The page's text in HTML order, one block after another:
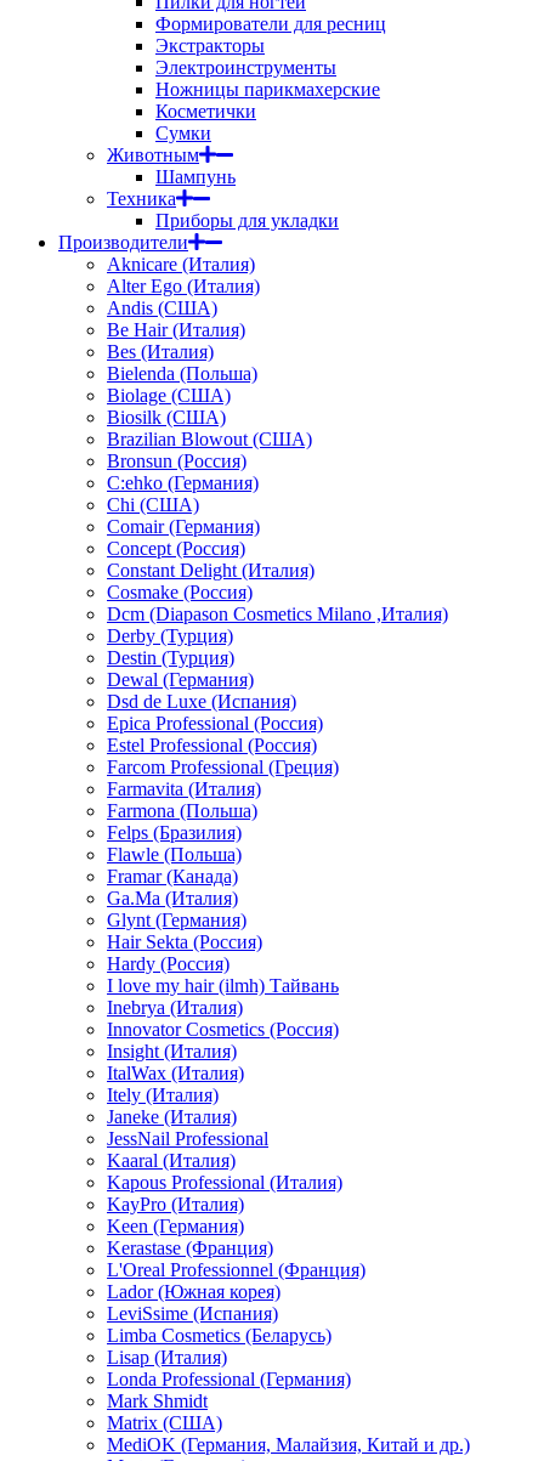
Формирователи для ресниц
Экстракторы
Электроинструменты
Ножницы парикмахерские
Косметички
Сумки
Животным
Шампунь
Техника
Приборы для укладки
Производители
Aknicare (Италия)
Alter Ego (Италия)
Andis (США)
Be Hair (Италия)
Bes (Италия)
Bielenda (Польша)
Biolage (США)
Biosilk (США)
Brazilian Blowout (США)
Bronsun (Россия)
C:ehko (Германия)
Chi (США)
Comair (Германия)
Concept (Россия)
Constant Delight (Италия)
Cosmake (Россия)
Dcm (Diapason Cosmetics Milano ,Италия)
Derby (Турция)
Destin (Турция)
Dewal (Германия)
Dsd de Luxe (Испания)
Epica Professional (Россия)
Estel Professional (Россия)
Farcom Professional (Греция)
Farmavita (Италия)
Farmona (Польша)
Felps (Бразилия)
Flawle (Польша)
Framar (Канада)
Ga.Ma (Италия)
Glynt (Германия)
Hair Sekta (Россия)
Hardy (Россия)
I love my hair (ilmh) Тайвань
Inebrya (Италия)
Innovator Cosmetics (Россия)
Insight (Италия)
ItalWax (Италия)
Itely (Италия)
Janeke (Италия)
JessNail Professional
Kaaral (Италия)
Kapous Professional (Италия)
KayPro (Италия)
Keen (Германия)
Kerastase (Франция)
L'Oreal Professionnel (Франция)
Lador (Южная корея)
LeviSsime (Испания)
Limba Cosmetics (Беларусь)
Lisap (Италия)
Londa Professional (Германия)
Mark Shmidt
Matrix (США)
MediOK (Германия, Малайзия, Китай и др.)